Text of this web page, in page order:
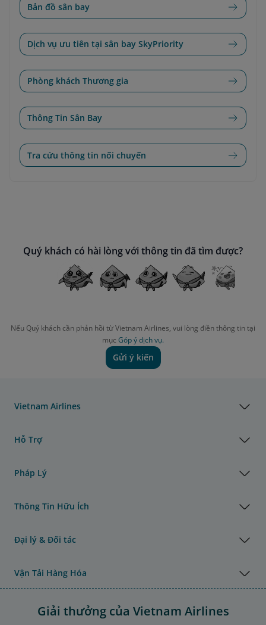
Bản đồ sân bay
Dịch vụ ưu tiên tại sân bay SkyPriority
Phòng khách Thương gia
Thông Tin Sân Bay
Tra cứu thông tin nối chuyến
Quý khách có hài lòng với thông tin đã tìm được?
Nếu Quý khách cần phản hồi từ Vietnam Airlines, vui lòng điền thông tin tại
mục Góp ý dịch vụ.
Gửi ý kiến
Vietnam Airlines
Hỗ Trợ
Pháp Lý
Thông Tin Hữu Ích
Đại lý & Đối tác
Vận Tải Hàng Hóa
Giải thưởng của Vietnam Airlines